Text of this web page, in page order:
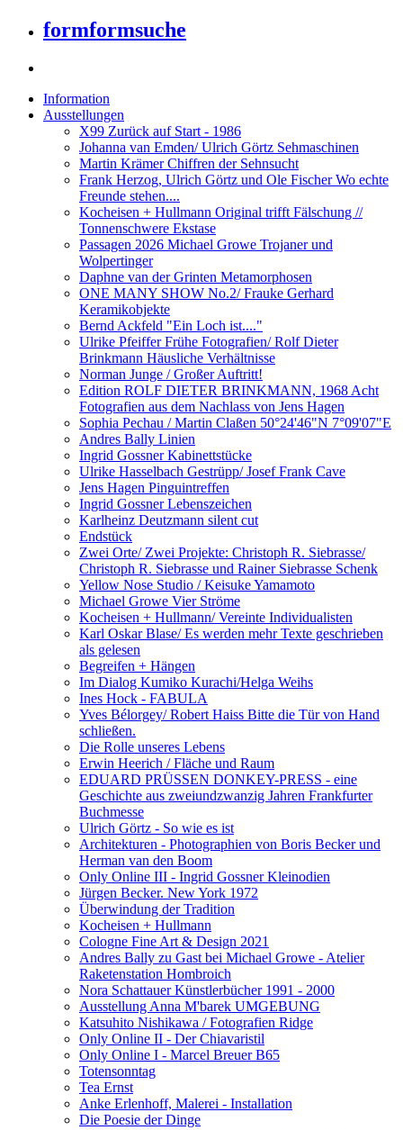
formformsuche
Information
Ausstellungen
X99 Zurück auf Start - 1986
Johanna van Emden/ Ulrich Görtz Sehmaschinen
Martin Krämer Chiffren der Sehnsucht
Frank Herzog, Ulrich Görtz und Ole Fischer Wo echte
Freunde stehen....
Kocheisen + Hullmann Original trifft Fälschung //
Tonnenschwere Ekstase
Passagen 2026 Michael Growe Trojaner und
Wolpertinger
Daphne van der Grinten Metamorphosen
ONE MANY SHOW No.2/ Frauke Gerhard
Keramikobjekte
Bernd Ackfeld "Ein Loch ist...."
Ulrike Pfeiffer Frühe Fotografien/ Rolf Dieter
Brinkmann Häusliche Verhältnisse
Norman Junge / Großer Auftritt!
Edition ROLF DIETER BRINKMANN, 1968 Acht
Fotografien aus dem Nachlass von Jens Hagen
Sophia Pechau / Martin Claßen 50°24'46"N 7°09'07"E
Andres Bally Linien
Ingrid Gossner Kabinettstücke
Ulrike Hasselbach Gestrüpp/ Josef Frank Cave
Jens Hagen Pinguintreffen
Ingrid Gossner Lebenszeichen
Karlheinz Deutzmann silent cut
Endstück
Zwei Orte/ Zwei Projekte: Christoph R. Siebrasse/
Christoph R. Siebrasse und Rainer Siebrasse Schenk
Yellow Nose Studio / Keisuke Yamamoto
Michael Growe Vier Ströme
Kocheisen + Hullmann/ Vereinte Individualisten
Karl Oskar Blase/ Es werden mehr Texte geschrieben
als gelesen
Begreifen + Hängen
Im Dialog Kumiko Kurachi/Helga Weihs
Ines Hock - FABULA
Yves Bélorgey/ Robert Haiss Bitte die Tür von Hand
schließen.
Die Rolle unseres Lebens
Erwin Heerich / Fläche und Raum
EDUARD PRÜSSEN DONKEY-PRESS - eine
Geschichte aus zweiundzwanzig Jahren Frankfurter
Buchmesse
Ulrich Görtz - So wie es ist
Architekturen - Photographien von Boris Becker und
Herman van den Boom
Only Online III - Ingrid Gossner Kleinodien
Jürgen Becker. New York 1972
Überwindung der Tradition
Kocheisen + Hullmann
Cologne Fine Art & Design 2021
Andres Bally zu Gast bei Michael Growe - Atelier
Raketenstation Hombroich
Nora Schattauer Künstlerbücher 1991 - 2000
Ausstellung Anna M'barek UMGEBUNG
Katsuhito Nishikawa / Fotografien Ridge
Only Online II - Der Chiavaristil
Only Online I - Marcel Breuer B65
Totensonntag
Tea Ernst
Anke Erlenhoff, Malerei - Installation
Die Poesie der Dinge